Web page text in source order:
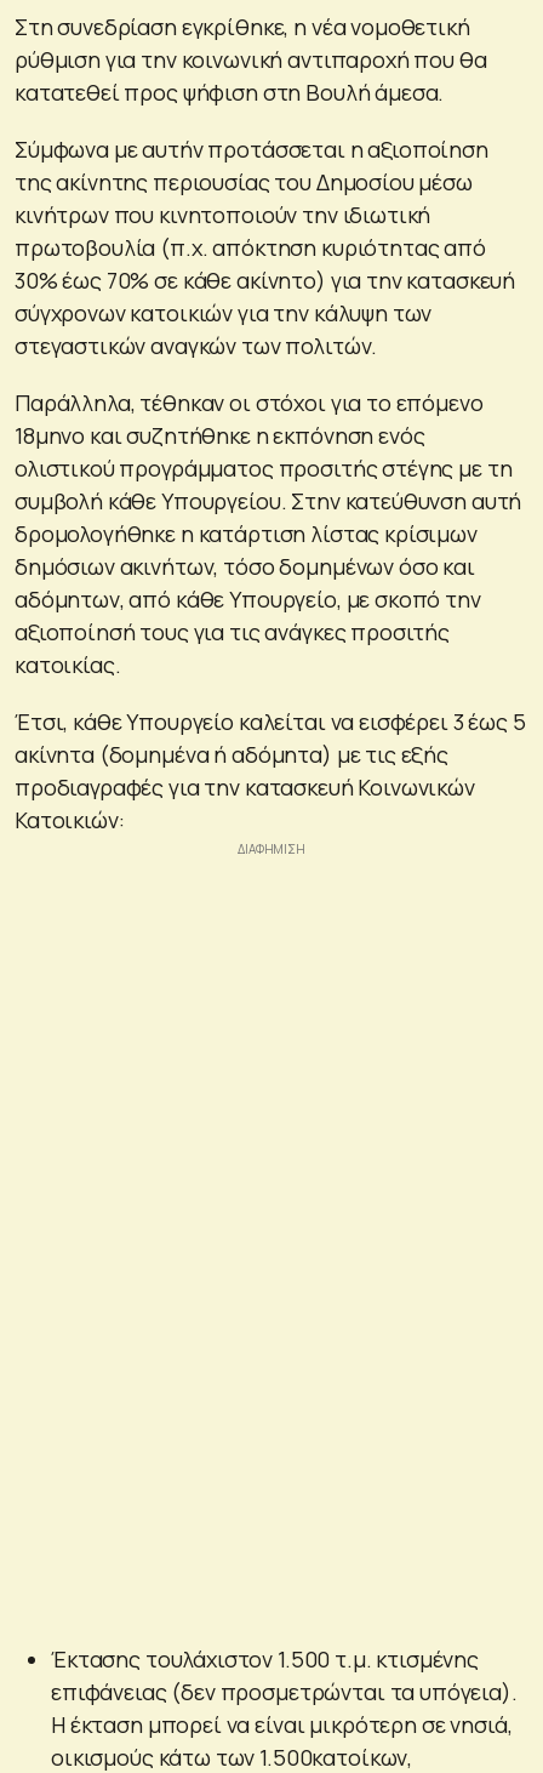
Στη συνεδρίαση εγκρίθηκε, η νέα νομοθετική
ρύθμιση για την κοινωνική αντιπαροχή που θα
κατατεθεί προς ψήφιση στη Βουλή άμεσα.
Σύμφωνα με αυτήν προτάσσεται η αξιοποίηση
της ακίνητης περιουσίας του Δημοσίου μέσω
κινήτρων που κινητοποιούν την ιδιωτική
πρωτοβουλία (π.χ. απόκτηση κυριότητας από
30% έως 70% σε κάθε ακίνητο) για την κατασκευή
σύγχρονων κατοικιών για την κάλυψη των
στεγαστικών αναγκών των πολιτών.
Παράλληλα, τέθηκαν οι στόχοι για το επόμενο
18μηνο και συζητήθηκε η εκπόνηση ενός
ολιστικού προγράμματος προσιτής στέγης με τη
συμβολή κάθε Υπουργείου. Στην κατεύθυνση αυτή
δρομολογήθηκε η κατάρτιση λίστας κρίσιμων
δημόσιων ακινήτων, τόσο δομημένων όσο και
αδόμητων, από κάθε Υπουργείο, με σκοπό την
αξιοποίησή τους για τις ανάγκες προσιτής
κατοικίας.
Έτσι, κάθε Υπουργείο καλείται να εισφέρει 3 έως 5
ακίνητα (δομημένα ή αδόμητα) με τις εξής
προδιαγραφές για την κατασκευή Κοινωνικών
Κατοικιών:
Έκτασης τουλάχιστον 1.500 τ.μ. κτισμένης
επιφάνειας (δεν προσμετρώνται τα υπόγεια).
Η έκταση μπορεί να είναι μικρότερη σε νησιά,
οικισμούς κάτω των 1.500κατοίκων,